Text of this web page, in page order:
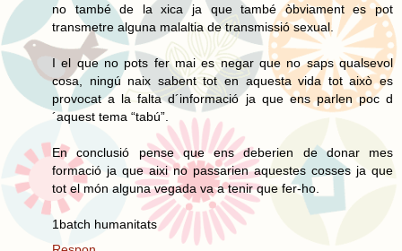
no també de la xica ja que també òbviament es pot
transmetre alguna malaltia de transmissió sexual.
I el que no pots fer mai es negar que no saps qualsevol
cosa, ningú naix sabent tot en aquesta vida tot això es
provocat a la falta d´informació ja que ens parlen poc d
´aquest tema “tabú”.
En conclusió pense que ens deberien de donar mes
formació ja que aixi no passarien aquestes cosses ja que
tot el món alguna vegada va a tenir que fer-ho.
1batch humanitats